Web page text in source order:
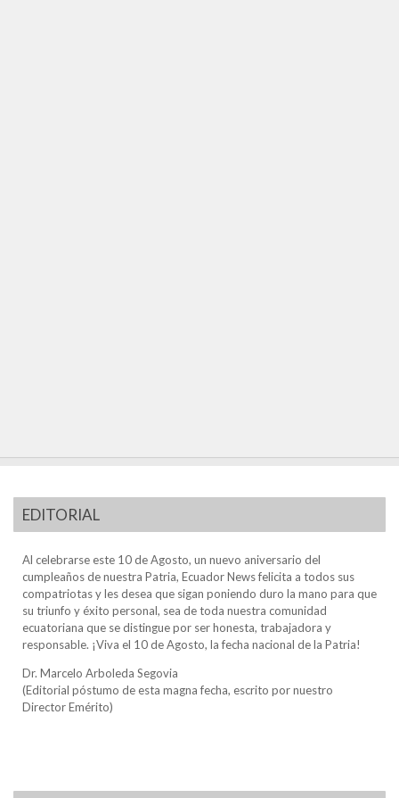
EDITORIAL
Al celebrarse este 10 de Agosto, un nuevo aniversario del
cumpleaños de nuestra Patria, Ecuador News felicita a todos sus
compatriotas y les desea que sigan poniendo duro la mano para que
su triunfo y éxito personal, sea de toda nuestra comunidad
ecuatoriana que se distingue por ser honesta, trabajadora y
responsable. ¡Viva el 10 de Agosto, la fecha nacional de la Patria!
Dr. Marcelo Arboleda Segovia
(Editorial póstumo de esta magna fecha, escrito por nuestro
Director Emérito)